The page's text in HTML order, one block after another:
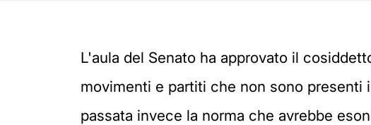
L'aula del Senato ha approvato il
movimenti e partiti che non sono presenti
passata invece la norma che avrebbe